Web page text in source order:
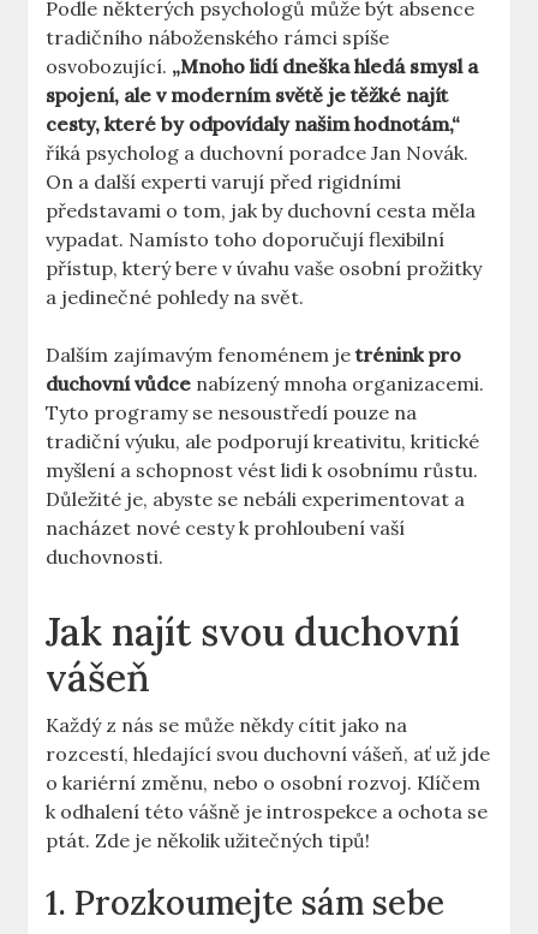
Podle některých psychologů může být absence
tradičního náboženského rámci spíše
osvobozující. „Mnoho lidí dneška hledá smysl a
spojení, ale v moderním světě je těžké najít
cesty, které by odpovídaly našim hodnotám,“
říká psycholog a duchovní poradce Jan Novák.
On a další experti varují před rigidními
představami o tom, jak by duchovní cesta měla
vypadat. Namísto toho doporučují flexibilní
přístup, který bere v úvahu vaše osobní prožitky
a jedinečné pohledy na svět.
Dalším zajímavým fenoménem jetrénink pro
duchovní vůdce nabízený mnoha organizacemi.
Tyto programy se nesoustředí pouze na
tradiční výuku, ale podporují kreativitu, kritické
myšlení a schopnost vést lidi k osobnímu růstu.
Důležité je, abyste se nebáli experimentovat a
nacházet nové cesty k prohloubení vaší
duchovnosti.
Jak najít svou duchovní
vášeň
Každý z nás se může někdy cítit jako na
rozcestí, hledající svou duchovní vášeň, ať už jde
o kariérní změnu, nebo o osobní rozvoj. Klíčem
k odhalení této vášně je introspekce a ochota se
ptát. Zde je několik užitečných tipů!
1. Prozkoumejte sám sebe